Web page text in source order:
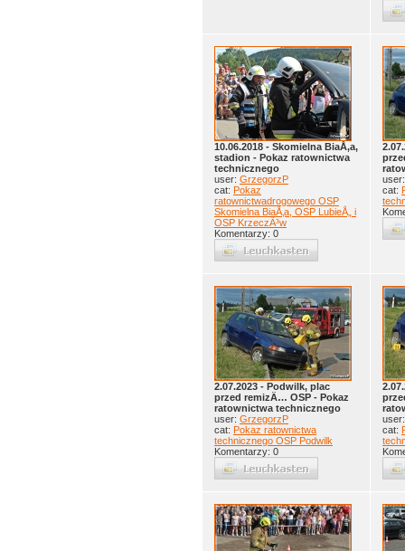
10.06.2018 - Skomielna BiaÅ‚a,
stadion - Pokaz ratownictwa
technicznego
user: GrzegorzP
cat: Pokaz
ratownictwadrogowego OSP
Skomielna BiaÅ‚a, OSP LubieÅ„ i
OSP KrzeczÃ³w
Komentarzy: 0
cat:
2.07.2023 - Podwilk, plac
przed remizÄ… OSP - Pokaz
ratownictwa technicznego
user: GrzegorzP
cat: Pokaz ratownictwa
technicznego OSP Podwilk
Komentarzy: 0
cat: